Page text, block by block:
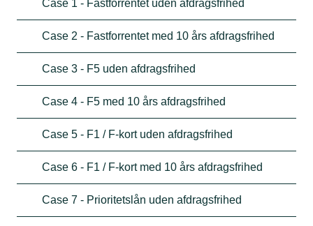
Case 1 - Fastforrentet uden afdragsfrihed
Case 2 - Fastforrentet med 10 års afdragsfrihed
Case 3 - F5 uden afdragsfrihed
Case 4 - F5 med 10 års afdragsfrihed
Case 5 - F1 / F-kort uden afdragsfrihed
Case 6 - F1 / F-kort med 10 års afdragsfrihed
Case 7 - Prioritetslån uden afdragsfrihed